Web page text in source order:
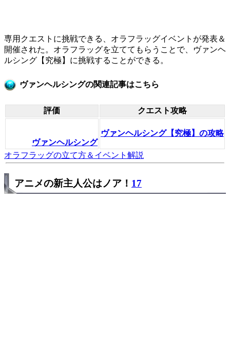
専用クエストに挑戦できる、オラフラッグイベントが発表＆
開催された。オラフラッグを立ててもらうことで、ヴァンヘ
ルシング【究極】に挑戦することができる。
ヴァンヘルシングの関連記事はこちら
評価 クエスト攻略
ヴァンヘルシング
ヴァンヘルシング【究極】の攻略
オラフラッグの立て方＆イベント解説
アニメの新主人公はノア！ 17